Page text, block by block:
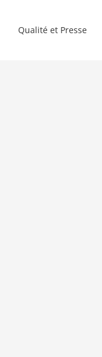
Qualité et Presse